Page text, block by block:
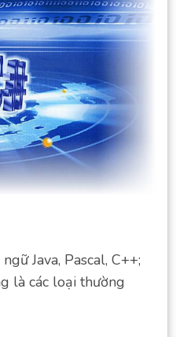
Java, Pascal, C++;
là các loại thường